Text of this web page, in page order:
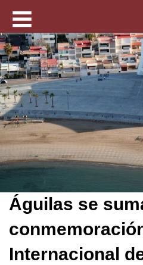
Águilas se
Internacional